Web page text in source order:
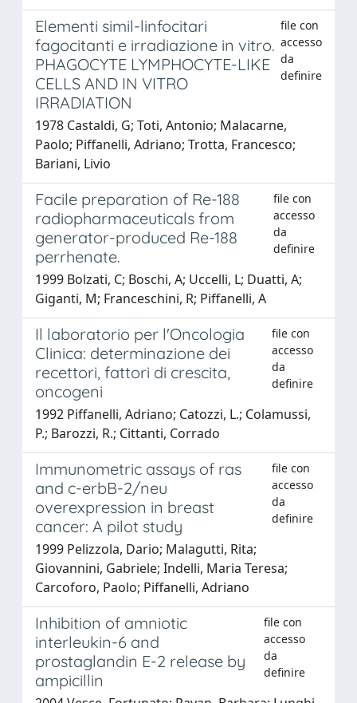
Elementi simil-linfocitari
fagocitanti e irradiazione in vitro.
PHAGOCYTE LYMPHOCYTE-LIKE
CELLS AND IN VITRO
IRRADIATION
file con
accesso
da
definire
1978 Castaldi, G; Toti, Antonio; Malacarne,
Paolo; Piffanelli, Adriano; Trotta, Francesco;
Bariani, Livio
Facile preparation of Re-188
radiopharmaceuticals from
generator-produced Re-188
perrhenate.
file con
accesso
da
definire
1999 Bolzati, C; Boschi, A; Uccelli, L; Duatti, A;
Giganti, M; Franceschini, R; Piffanelli, A
Il laboratorio per l'Oncologia
Clinica: determinazione dei
recettori, fattori di crescita,
oncogeni
file con
accesso
da
definire
1992 Piffanelli, Adriano; Catozzi, L.; Colamussi,
P.; Barozzi, R.; Cittanti, Corrado
Immunometric assays of ras
and c-erbB-2/neu
overexpression in breast
cancer: A pilot study
file con
accesso
da
definire
1999 Pelizzola, Dario; Malagutti, Rita;
Giovannini, Gabriele; Indelli, Maria Teresa;
Carcoforo, Paolo; Piffanelli, Adriano
Inhibition of amniotic
interleukin-6 and
prostaglandin E-2 release by
ampicillin
file con
accesso
da
definire